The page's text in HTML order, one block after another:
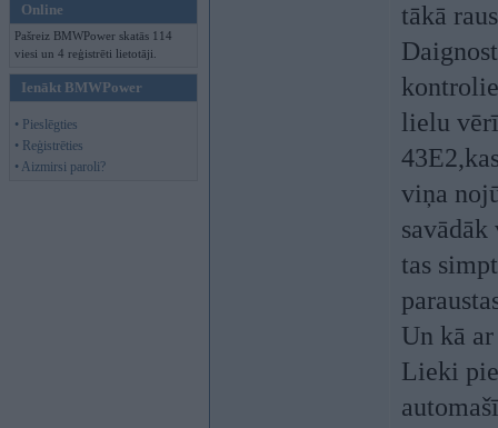
Online
Pašreiz BMWPower skatās 114
viesi un 4 reģistrēti lietotāji.
Ienākt BMWPower
• Pieslēgties
• Reģistrēties
• Aizmirsi paroli?
tākā
lielu
viņa
tas
Un kā
Lieki